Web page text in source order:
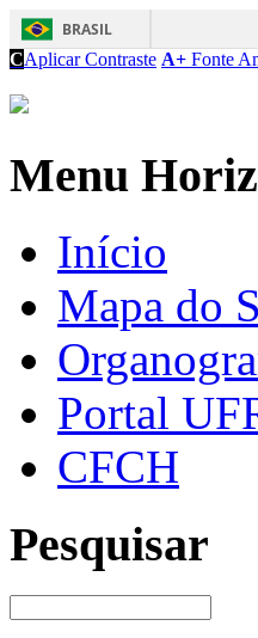
BRASIL
CAplicar Contraste A+ Fonte
Menu
Início
Mapa do
Portal
CFCH
Pesquisar